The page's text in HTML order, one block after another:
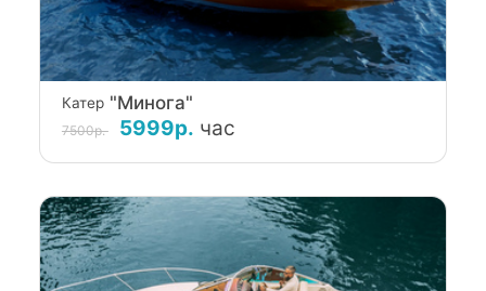
Катер"Минога"
7500р. 5999р. час